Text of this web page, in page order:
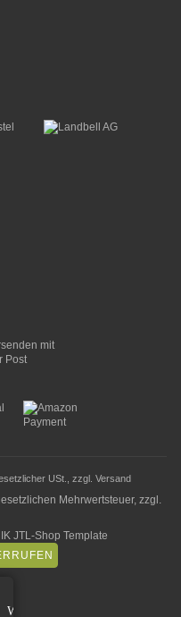
USt., zzgl. Versand
Mehrwertsteuer, zzgl.
JTL-Shop Template
WARENKORB